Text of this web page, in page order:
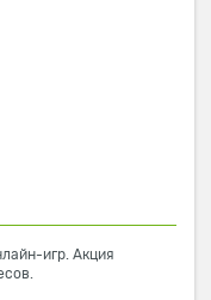
игр. Акция